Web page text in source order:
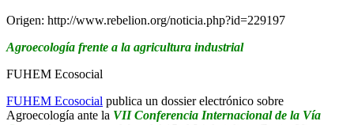
Origen: http://www.rebelion.org/noticia.php?id=229197
Agroecología frente a la agricultura industrial
FUHEM Ecosocial
FUHEM Ecosocial publica un dossier electrónico sobre
Agroecología ante la VII Conferencia Internacional de la Vía